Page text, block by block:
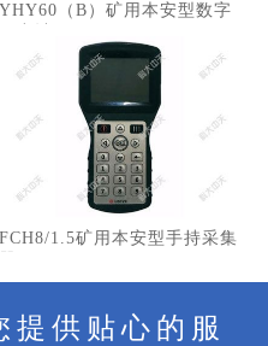
YHY60（B）矿用本安型数字
FCH8/1.5矿用本安型手持采集
提供贴心的服